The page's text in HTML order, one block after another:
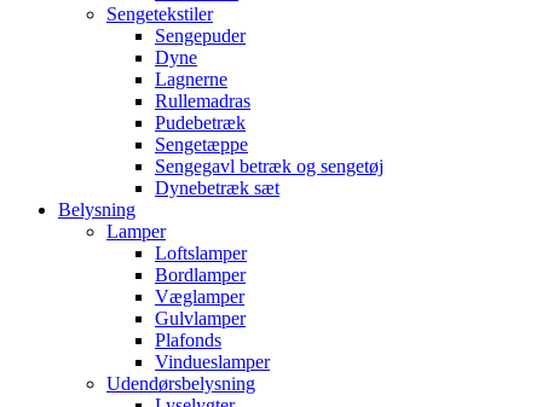
Sengetekstiler
Sengepuder
Dyne
Lagnerne
Rullemadras
Pudebetræk
Sengetæppe
Sengegavl betræk og sengetøj
Dynebetræk sæt
Belysning
Lamper
Loftslamper
Bordlamper
Væglamper
Gulvlamper
Plafonds
Vindueslamper
Udendørsbelysning